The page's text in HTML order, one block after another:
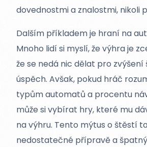
dovednostmi a znalostmi, nikoli
Dalším příkladem je hraní na
Mnoho lidí si myslí, že výhra je
že se nedá nic dělat pro zvýšení
úspěch. Avšak, pokud hráč
typům automatů a procentu
může si vybírat hry, které mu
na výhru. Tento mýtus o štěstí
nedostatečné přípravě a